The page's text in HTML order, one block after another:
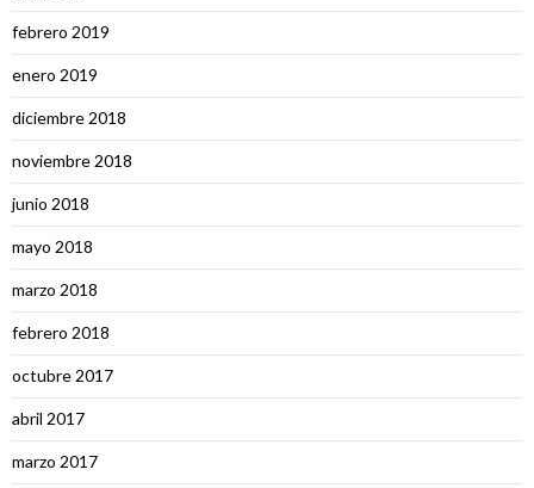
febrero 2019
enero 2019
diciembre 2018
noviembre 2018
junio 2018
mayo 2018
marzo 2018
febrero 2018
octubre 2017
abril 2017
marzo 2017